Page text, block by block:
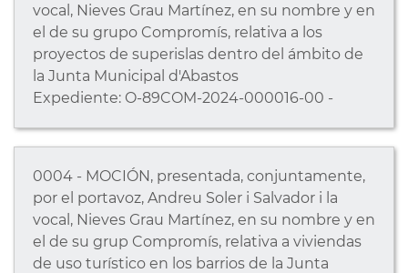
vocal, Nieves Grau Martínez, en su nombre y en
el de su grupo Compromís, relativa a los
proyectos de superislas dentro del ámbito de
la Junta Municipal d'Abastos
Expediente: O-89COM-2024-000016-00 -
0004 - MOCIÓN, presentada, conjuntamente,
por el portavoz, Andreu Soler i Salvador i la
vocal, Nieves Grau Martínez, en su nombre y en
el de su grup Compromís, relativa a viviendas
de uso turístico en los barrios de la Junta